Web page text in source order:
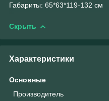
Габариты: 65*63*119-132 см
Скрыть
Характеристики
Основные
Производитель